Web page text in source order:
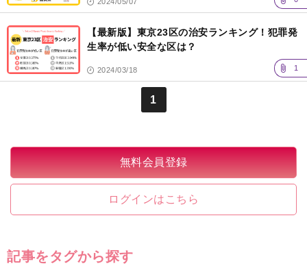
【最新版】東京23区の治安ランキング！犯罪発
生率が低い安全な区は？
2024/03/18 1
1
無料会員登録
ログインはこちら
記事をタグから探す